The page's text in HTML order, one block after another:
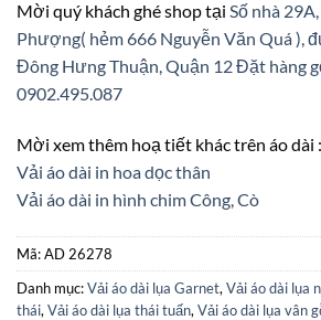
Mời quý khách ghé shop tại Số nhà
Phượng( hẻm 666 Nguyễn Văn Quá ),
Đông Hưng Thuận, Quận 12Đặt hàng
0902.495.087
Mời xem thêm hoạ tiết khác trên áo dài :
Vải áo dài in hoa dọc thân
Vải áo dài in hình chim Công, Cò
Mã:AD 26278
Danh mục:Vải áo dài lụa Garnet, Vải áo dài lụa
thái, Vải áo dài lụa thái tuấn, Vải áo dài lụa vân